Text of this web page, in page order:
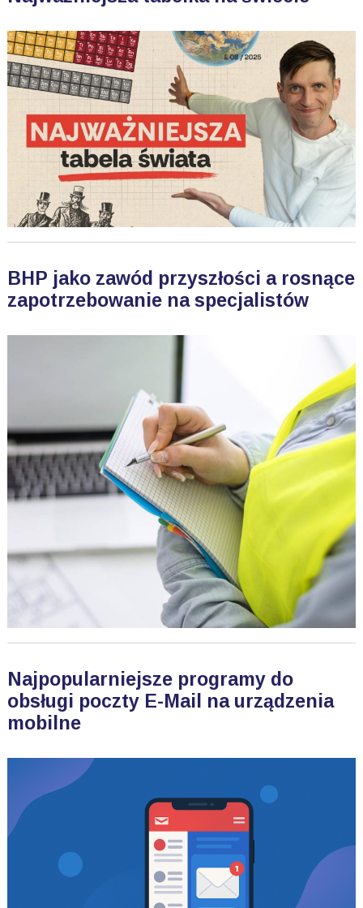
BHP jako zawód przyszłości a rosnące
zapotrzebowanie na specjalistów
Najpopularniejsze programy do
obsługi poczty E-Mail na urządzenia
mobilne